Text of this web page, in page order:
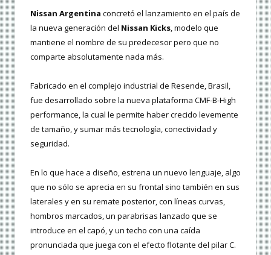
Nissan Argentina concretó el lanzamiento en el país de
la nueva generación del Nissan Kicks, modelo que
mantiene el nombre de su predecesor pero que no
comparte absolutamente nada más.
Fabricado en el complejo industrial de Resende, Brasil,
fue desarrollado sobre la nueva plataforma CMF-B-High
performance, la cual le permite haber crecido levemente
de tamaño, y sumar más tecnología, conectividad y
seguridad.
En lo que hace a diseño, estrena un nuevo lenguaje, algo
que no sólo se aprecia en su frontal sino también en sus
laterales y en su remate posterior, con líneas curvas,
hombros marcados, un parabrisas lanzado que se
introduce en el capó, y un techo con una caída
pronunciada que juega con el efecto flotante del pilar C.